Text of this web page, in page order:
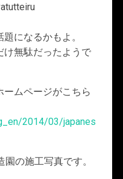
になるかもよ。
け無駄だったようで
ムページがこちら
2014/03/japanes
の施工写真です。